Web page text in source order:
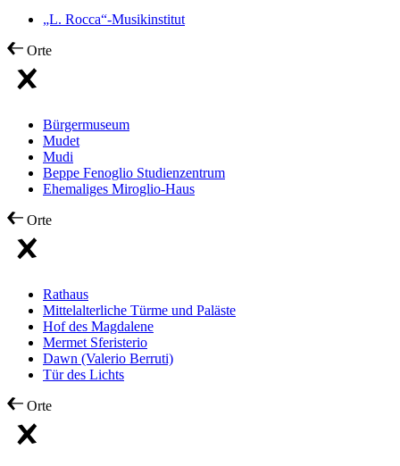
„L. Rocca“-Musikinstitut
Orte
Bürgermuseum
Mudet
Mudi
Beppe Fenoglio Studienzentrum
Ehemaliges Miroglio-Haus
Orte
Rathaus
Mittelalterliche Türme und Paläste
Hof des Magdalene
Mermet Sferisterio
Dawn (Valerio Berruti)
Tür des Lichts
Orte